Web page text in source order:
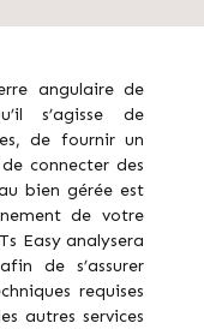
angulaire de
s’agisse de
de fournir un
connecter des
bien gérée est
de votre
Easy analysera
de s’assurer
requises
autres services